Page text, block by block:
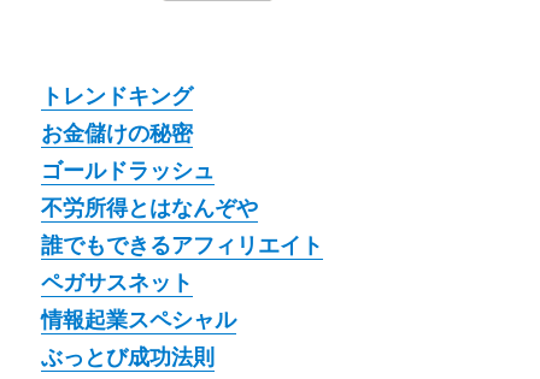
トレンドキング
お金儲けの秘密
ゴールドラッシュ
不労所得とはなんぞや
誰でもできるアフィリエイト
ペガサスネット
情報起業スペシャル
ぶっとび成功法則